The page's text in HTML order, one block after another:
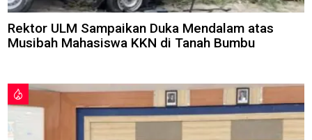
Rektor ULM Sampaikan Duka Mendalam atas
Musibah Mahasiswa KKN di Tanah Bumbu